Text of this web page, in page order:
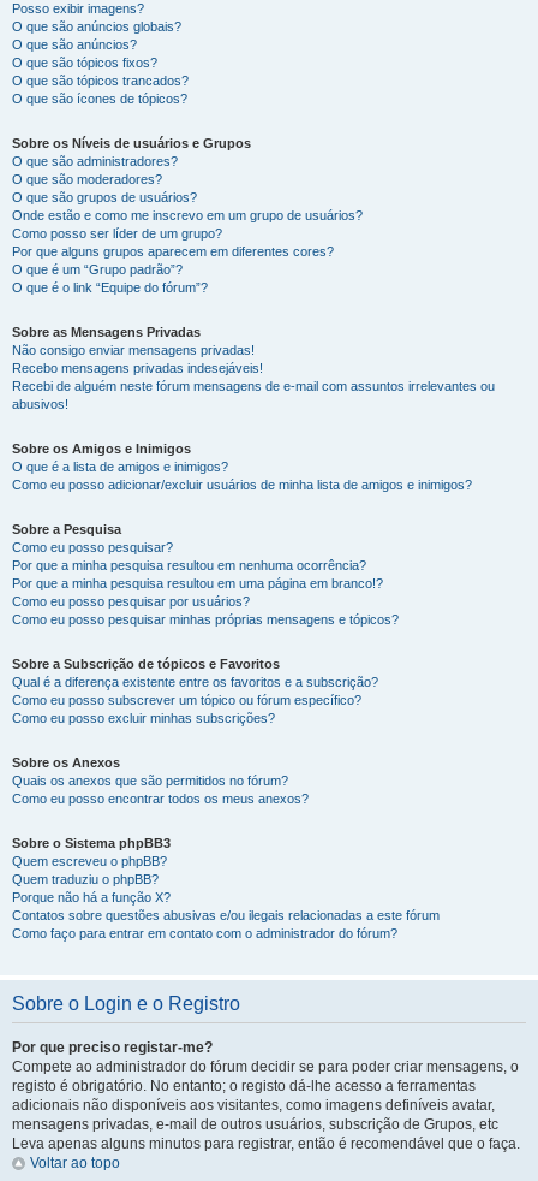
Posso exibir imagens?
O que são anúncios globais?
O que são anúncios?
O que são tópicos fixos?
O que são tópicos trancados?
O que são ícones de tópicos?
Sobre os Níveis de usuários e Grupos
O que são administradores?
O que são moderadores?
O que são grupos de usuários?
Onde estão e como me inscrevo em um grupo de usuários?
Como posso ser líder de um grupo?
Por que alguns grupos aparecem em diferentes cores?
O que é um “Grupo padrão”?
O que é o link “Equipe do fórum”?
Sobre as Mensagens Privadas
Não consigo enviar mensagens privadas!
Recebo mensagens privadas indesejáveis!
Recebi de alguém neste fórum mensagens de e-mail com assuntos irrelevantes ou
abusivos!
Sobre os Amigos e Inimigos
O que é a lista de amigos e inimigos?
Como eu posso adicionar/excluir usuários de minha lista de amigos e inimigos?
Sobre a Pesquisa
Como eu posso pesquisar?
Por que a minha pesquisa resultou em nenhuma ocorrência?
Por que a minha pesquisa resultou em uma página em branco!?
Como eu posso pesquisar por usuários?
Como eu posso pesquisar minhas próprias mensagens e tópicos?
Sobre a Subscrição de tópicos e Favoritos
Qual é a diferença existente entre os favoritos e a subscrição?
Como eu posso subscrever um tópico ou fórum específico?
Como eu posso excluir minhas subscrições?
Sobre os Anexos
Quais os anexos que são permitidos no fórum?
Como eu posso encontrar todos os meus anexos?
Sobre o Sistema phpBB3
Quem escreveu o phpBB?
Quem traduziu o phpBB?
Porque não há a função X?
Contatos sobre questões abusivas e/ou ilegais relacionadas a este fórum
Como faço para entrar em contato com o administrador do fórum?
Sobre o Login e o Registro
Por que preciso registar-me?
Compete ao administrador do fórum decidir se para poder criar mensagens, o
registo é obrigatório. No entanto; o registo dá-lhe acesso a ferramentas
adicionais não disponíveis aos visitantes, como imagens definíveis avatar,
mensagens privadas, e-mail de outros usuários, subscrição de Grupos, etc
Leva apenas alguns minutos para registrar, então é recomendável que o faça.
Voltar ao topo